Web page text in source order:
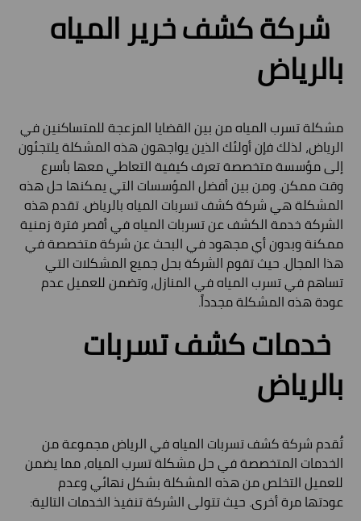
شركة كشف خرير المياه
بالرياض
مشكلة تسرب المياه من بين القضايا المزعجة للمتساكنين في
الرياض، لذلك فإن أولئك الذين يواجهون هذه المشكلة يلتجئون
إلى مؤسسة متخصصة تعرف كيفية التعاطي معها بأسرع
وقت ممكن. ومن بين أفضل المؤسسات التي يمكنها حل هذه
المشكلة هي شركة كشف تسربات المياه بالرياض. تقدم هذه
الشركة خدمة الكشف عن تسربات المياه في أقصر فترة زمنية
ممكنة وبدون أي مجهود في البحث عن شركة متخصصة في
هذا المجال. حيث تقوم الشركة بحل جميع المشكلات التي
تساهم في تسرب المياه في المنازل، وتضمن للعميل عدم
عودة هذه المشكلة مجدداً.
خدمات كشف تسربات
بالرياض
تُقدم شركة كشف تسربات المياه في الرياض مجموعة من
الخدمات المتخصصة في حل مشكلة تسرب المياه، مما يضمن
للعميل التخلص من هذه المشكلة بشكل نهائي وعدم
عودتها مرة أخرى. حيث تتولى الشركة تنفيذ الخدمات التالية: